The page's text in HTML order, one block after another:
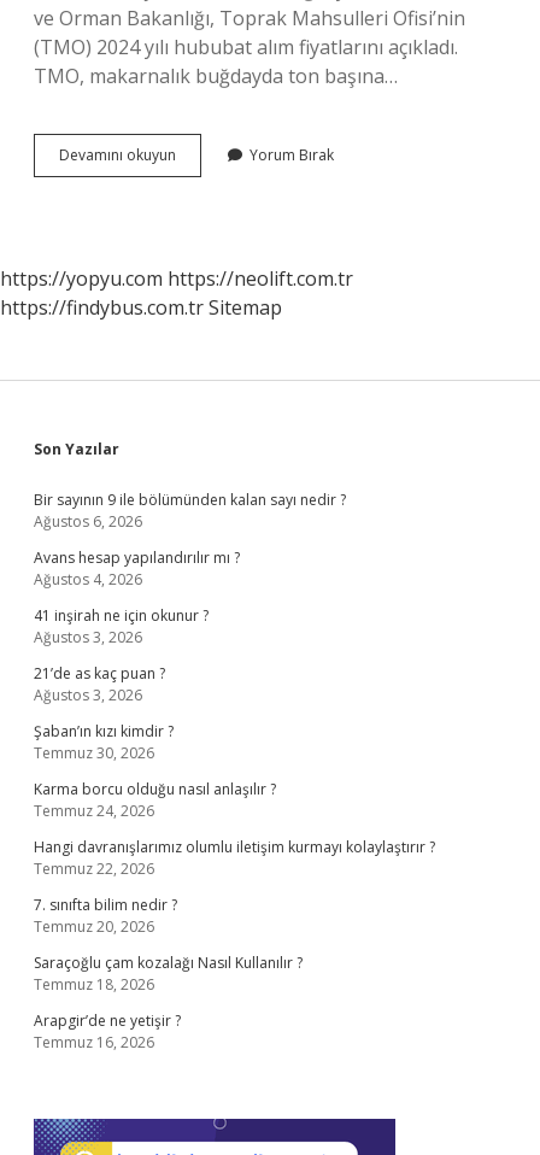
ve Orman Bakanlığı, Toprak Mahsulleri Ofisi’nin
(TMO) 2024 yılı hububat alım fiyatlarını açıkladı.
TMO, makarnalık buğdayda ton başına…
Devamını okuyun
Ton
Yorum Bırak
https://yopyu.com https://neolift.com.tr
https://findybus.com.trSitemap
Sidebar
Son Yazılar
Bir sayının 9 ile bölümünden kalan sayı nedir ?
Ağustos 6, 2026
Avans hesap yapılandırılır mı ?
Ağustos 4, 2026
41 inşirah ne için okunur ?
Ağustos 3, 2026
21’de as kaç puan ?
Ağustos 3, 2026
Şaban’ın kızı kimdir ?
Temmuz 30, 2026
Karma borcu olduğu nasıl anlaşılır ?
Temmuz 24, 2026
Hangi davranışlarımız olumlu iletişim kurmayı kolaylaştırır ?
Temmuz 22, 2026
7. sınıfta bilim nedir ?
Temmuz 20, 2026
Saraçoğlu çam kozalağı Nasıl Kullanılır ?
Temmuz 18, 2026
Arapgir’de ne yetişir ?
Temmuz 16, 2026